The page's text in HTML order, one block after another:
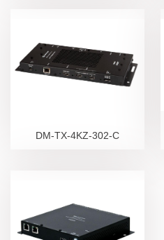
DM-TX-4KZ-302-C